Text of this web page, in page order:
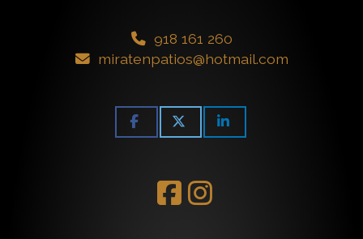
918 161 260
miratenpatios
hotmail.com